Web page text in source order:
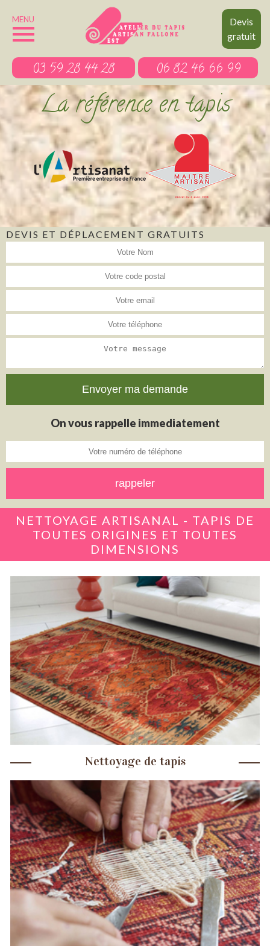
Devis
gratuit
MENU
03 59 28 44 28 06 82 46 66 99
La référence en tapis
DEVIS ET DÉPLACEMENT GRATUITS
On vous rappelle immediatement
NETTOYAGE ARTISANAL - TAPIS DE
TOUTES ORIGINES ET TOUTES
DIMENSIONS
Nettoyage de tapis